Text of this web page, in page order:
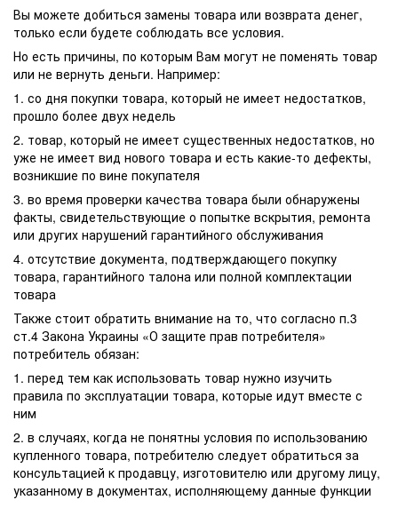
Вы можете добиться замены товара или возврата денег,
только если будете соблюдать все условия.
Но есть причины, по которым Вам могут не поменять товар
или не вернуть деньги. Например:
1. со дня покупки товара, который не имеет недостатков,
прошло более двух недель
2. товар, который не имеет существенных недостатков, но
уже не имеет вид нового товара и есть какие-то дефекты,
возникшие по вине покупателя
3. во время проверки качества товара были обнаружены
факты, свидетельствующие о попытке вскрытия, ремонта
или других нарушений гарантийного обслуживания
4. отсутствие документа, подтверждающего покупку
товара, гарантийного талона или полной комплектации
товара
Также стоит обратить внимание на то, что согласно п.3
ст.4 Закона Украины «О защите прав потребителя»
потребитель обязан:
1. перед тем как использовать товар нужно изучить
правила по эксплуатации товара, которые идут вместе с
ним
2. в случаях, когда не понятны условия по использованию
купленного товара, потребителю следует обратиться за
консультацией к продавцу, изготовителю или другому лицу,
указанному в документах, исполняющему данные функции